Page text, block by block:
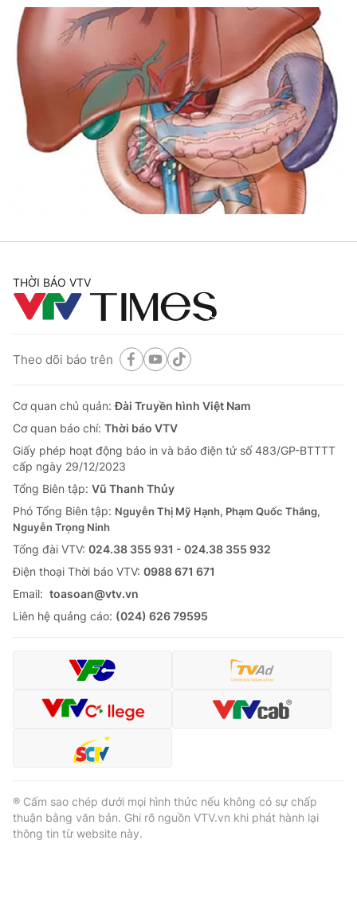
THỜI BÁO VTV
Theo dõi báo trên
Cơ quan chủ quản:Đài Truyền hình Việt Nam
Cơ quan báo chí: Thời báo VTV
Giấy phép hoạt động báo in và báo điện tử số 483/GP-BTTTT
cấp ngày 29/12/2023
Tổng Biên tập: Vũ Thanh Thủy
Phó Tổng Biên tập: Nguyễn Thị Mỹ Hạnh, Phạm Quốc Thắng,
Nguyễn Trọng Ninh
Tổng đài VTV: 024.38 355 931 - 024.38 355 932
Ðiện thoại Thời báo VTV: 0988 671 671
Email: toasoan@vtv.vn
Liên hệ quảng cáo: (024) 626 79595
® Cấm sao chép dưới mọi hình thức nếu không có sự chấp
thuận bằng văn bản. Ghi rõ nguồn VTV.vn khi phát hành lại
thông tin từ website này.